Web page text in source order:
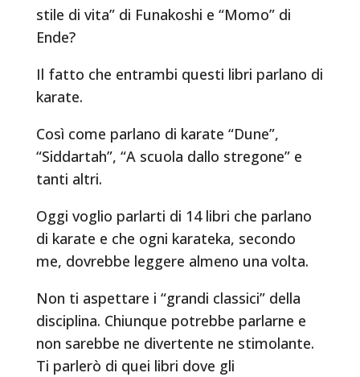
stile di vita” di Funakoshi e “Momo” di
Ende?
Il fatto che entrambi questi libri parlano di
karate.
Così come parlano di karate “Dune”,
“Siddartah”, “A scuola dallo stregone” e
tanti altri.
Oggi voglio parlarti di 14 libri che parlano
di karate e che ogni karateka, secondo
me, dovrebbe leggere almeno una volta.
Non ti aspettare i “grandi classici” della
disciplina. Chiunque potrebbe parlarne e
non sarebbe ne divertente ne stimolante.
Ti parlerò di quei libri dove gli